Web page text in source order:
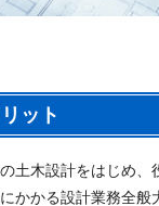
ット
土木設計をはじめ、
かかる設計業務全般